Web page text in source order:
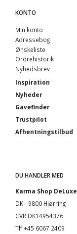
KONTO
Min konto
Adressebog
Ønskeliste
Ordrehistorik
Nyhedsbrev
Inspiration
Nyheder
Gavefinder
Trustpilot
Afhentningstilbud
DU HANDLER MED
Karma Shop DeLuxe
DK - 9800 Hjørring
CVR DK14954376
Tlf +45 6067 2409